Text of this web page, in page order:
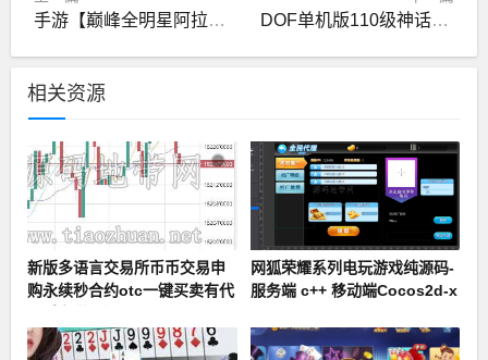
手游【巅峰全明星阿拉德PK版】Linux手工服务端+WEB管理后台+GM授权后台+安卓苹果双端 DOF单机版110级神话版6.0全主线任务巴卡尔超智能AI机器人
相关资源
新版多语言交易所币币交易申
购永续秒合约otc一键买卖有代
网狐荣耀系列电玩游戏纯源码-
服务端 c++ 移动端Cocos2d-x